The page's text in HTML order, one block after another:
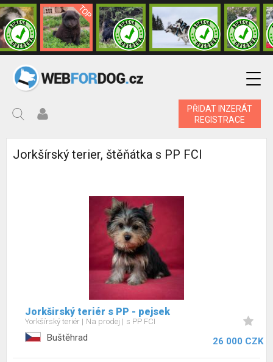
PŘIDAT INZERÁT
REGISTRACE
Jorkšírský terier, štěňátka s PP FCI
Jorkširský teriér s PP - pejsek
Yorkšírský teriér Na prodej s PP FCI
Buštěhrad 26 000 CZK